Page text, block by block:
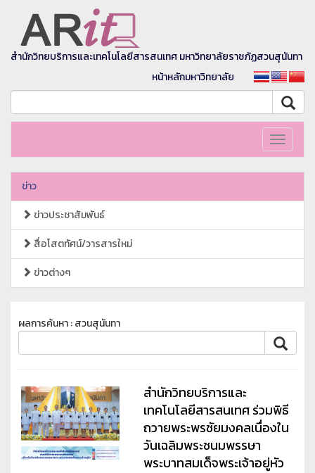
สำนักวิทยบริการและเทคโนโลยีสารสนเทศ มหาวิทยาลัยราชภัฏสวนสุนันทา
หน้าหลักมหาวิทยาลัย
Toggle
ข่าว
ข่าวประชาสัมพันธ์
สื่อโสตทัศน์/วารสารใหม่
ข่าวต่างๆ
ผลการค้นหา : สวนสุนันทา
สำนักวิทยบริการและ
เทคโนโลยีสารสนเทศ ร่วมพิธี
ถวายพระพรชัยมงคลเนื่องใน
วันเฉลิมพระชนมพรรษา
พระบาทสมเด็จพระเจ้าอยู่หัว